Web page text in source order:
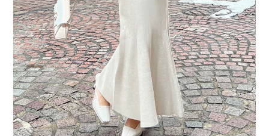
CONCEPT
ONLINE STORE
COMPANY
CONTACT
RECRUIT